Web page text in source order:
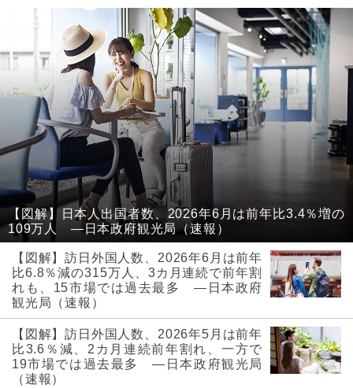
【図解】日本人出国者数、2026年6月は前年比3.4％増の
109万人 ―日本政府観光局（速報）
【図解】訪日外国人数、2026年6月は前年
比6.8％減の315万人、3カ月連続で前年割
れも、15市場では過去最多 ―日本政府
観光局（速報）
【図解】訪日外国人数、2026年5月は前年
比3.6％減、2カ月連続前年割れ、一方で
19市場では過去最多 ―日本政府観光局
（速報）